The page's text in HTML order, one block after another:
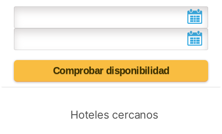
Comprobar disponibilidad
Hoteles cercanos